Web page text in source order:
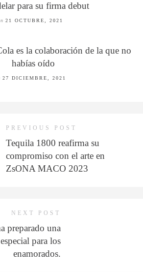
para su firma debut
21 OCTUBRE, 2021
es la colaboración de la que no
habías oído
27 DICIEMBRE, 2021
PREVIOUS POST
Tequila 1800 reafirma su
compromiso con el arte en
ZsONA MACO 2023
NEXT POST
preparado una
para los
enamorados.